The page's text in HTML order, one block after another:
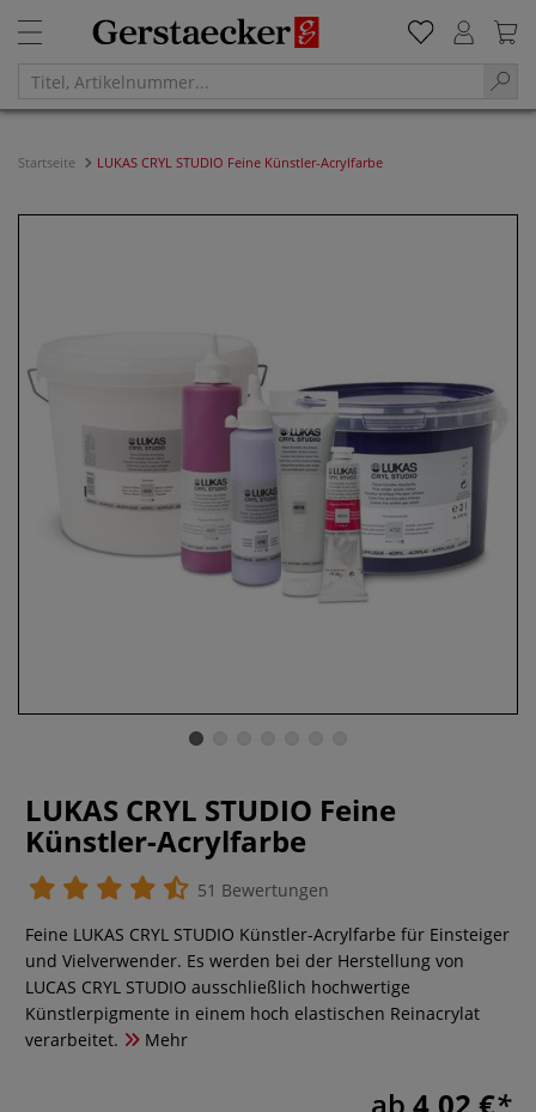
Startseite LUKAS CRYL STUDIO Feine Künstler-Acrylfarbe
LUKAS CRYL STUDIO Feine
Künstler-Acrylfarbe
51 Bewertungen
Feine LUKAS CRYL STUDIO Künstler-Acrylfarbe für Einsteiger
und Vielverwender. Es werden bei der Herstellung von
LUCAS CRYL STUDIO ausschließlich hochwertige
Künstlerpigmente in einem hoch elastischen Reinacrylat
verarbeitet.
Mehr
ab 4,02 €